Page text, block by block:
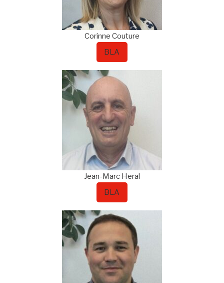
Corinne Couture
BLA
Jean-Marc Heral
BLA